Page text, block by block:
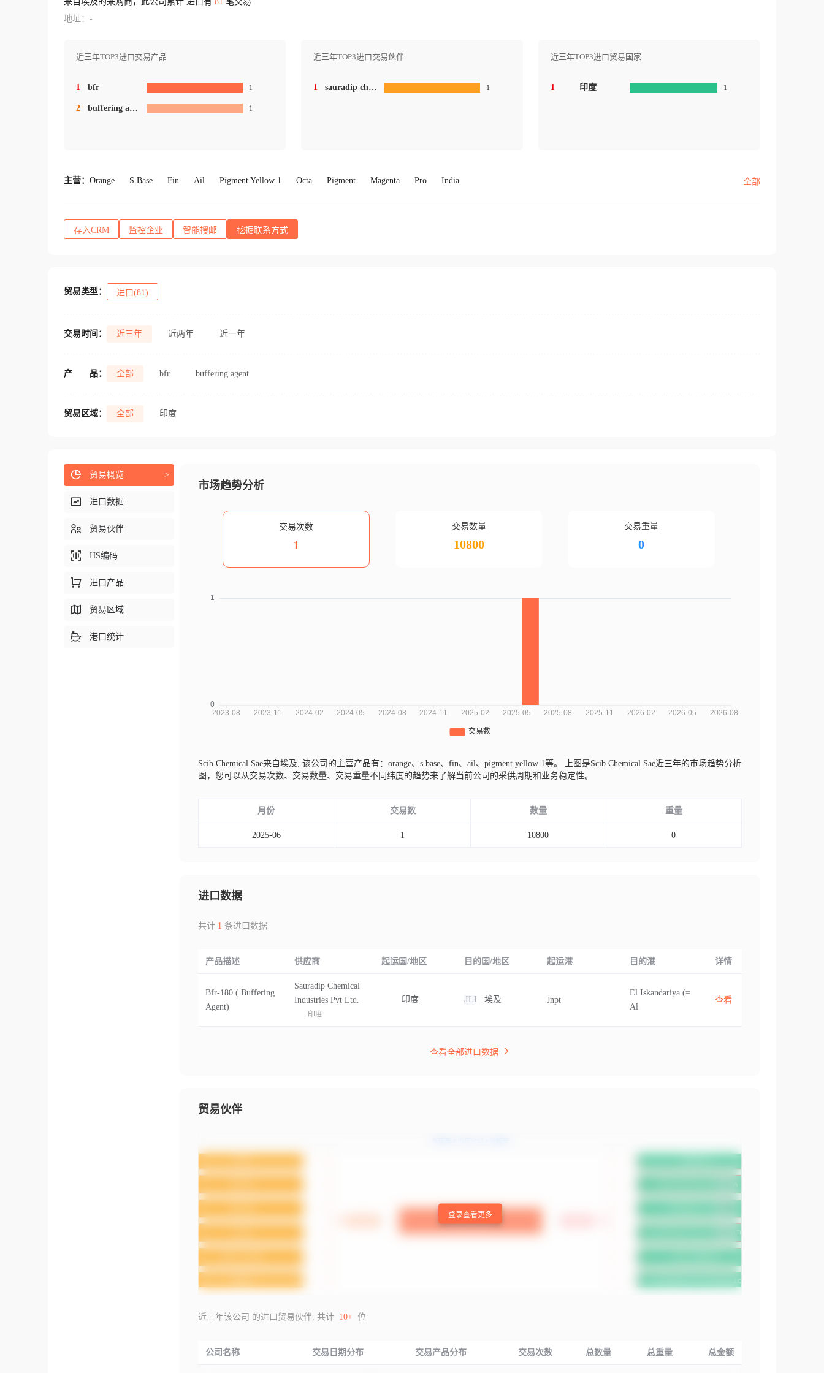
地址：-
近三年TOP3进口交易产品
1 bfr 1
2 buffering agent 1
近三年TOP3进口交易伙伴
1 sauradip chemical industries pvt ltd. 1
近三年TOP3进口贸易国家
1 印度 1
主营： Orange S Base Fin Ail Pigment Yellow 1 Octa Pigment Magenta Pro India 全部
存入CRM 监控企业 智能搜邮 挖掘联系方式
贸易类型： 进口(81)
交易时间： 近三年 近两年 近一年
产 品： 全部 bfr buffering agent
贸易区域： 全部 印度
市场趋势分析
交易次数
1
交易数量
10800
交易重量
0
Scib Chemical Sae来自埃及, 该公司的主营产品有：orange、s base、fin、ail、pigment yellow 1等。
上图是Scib Chemical Sae近三年的市场趋势分析
图，您可以从交易次数、交易数量、交易重量不同纬度的趋势来了解当前公司的采供周期和业务稳定性。
月份 交易数 数量 重量
2025-06 1 10800 0
进口数据
共计 1 条进口数据
产品描述 供应商 起运国/地区 目的国/地区 起运港 目的港 详情
Bfr-180 ( Buffering
Agent)
Sauradip Chemical
Industries Pvt Ltd.
印度
印度 FAILED埃及 Jnpt
El Iskandariya (=
Al
查看
查看全部进口数据
贸易伙伴
登录查看更多
近三年该公司 的进口贸易伙伴, 共计 10+ 位
公司名称 交易日期分布 交易产品分布 交易次数 总数量 总重量 总金额
贸易概览 >
进口数据
贸易伙伴
HS编码
进口产品
贸易区域
港口统计